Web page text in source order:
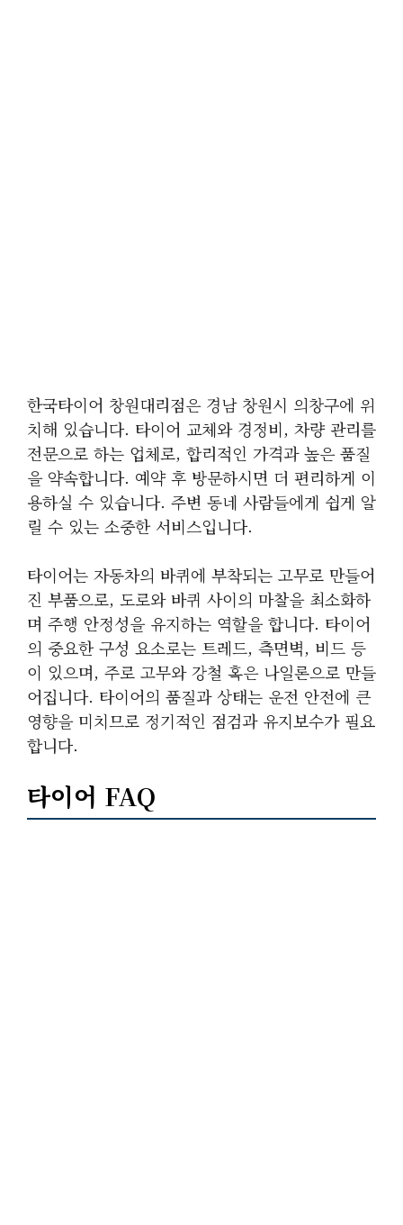
한국타이어 창원대리점은 경남 창원시 의창구에 위
치해 있습니다. 타이어 교체와 경정비, 차량 관리를
전문으로 하는 업체로, 합리적인 가격과 높은 품질
을 약속합니다. 예약 후 방문하시면 더 편리하게 이
용하실 수 있습니다. 주변 동네 사람들에게 쉽게 알
릴 수 있는 소중한 서비스입니다.
타이어는 자동차의 바퀴에 부착되는 고무로 만들어
진 부품으로, 도로와 바퀴 사이의 마찰을 최소화하
며 주행 안정성을 유지하는 역할을 합니다. 타이어
의 중요한 구성 요소로는 트레드, 측면벽, 비드 등
이 있으며, 주로 고무와 강철 혹은 나일론으로 만들
어집니다. 타이어의 품질과 상태는 운전 안전에 큰
영향을 미치므로 정기적인 점검과 유지보수가 필요
합니다.
타이어 FAQ